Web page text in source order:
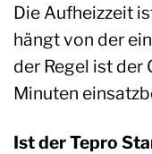
Die Aufheizzeit
hängt von der
der Regel ist der
Minuten
Ist der Tepro